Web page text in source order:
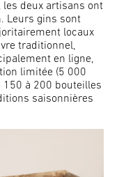
deux artisans ont
Leurs gins sont
locaux
traditionnel,
en ligne,
limitée (5 000
150 à 200 bouteilles
saisonnières